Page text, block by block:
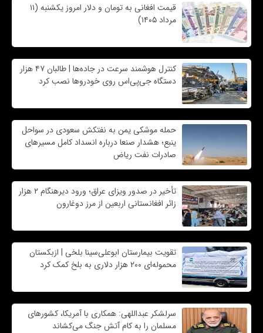
قیمت افغانی به تومان و دلار امروز یکشنبه (۱۱
مرداد ۱۴۰۵)
کنترل هوشمند سرعت در جاده‌ها | طالبان ۴۷ هزار
دستگاه جی‌پی‌اس روی خودروها نصب کرد
حمله موشکی یمن به نفتکش سعودی در سواحل
ینبع؛ هشدار صنعا درباره انسداد کامل مسیرهای
صادرات نفت ریاض
تأخیر در صدور ویزای عراق؛ ورود دیرهنگام ۲ هزار
زائر افغانستانی اربعین از مرز دوغارون
تقویت بیمارستان ابوعلی‌سینا بلخی | ازبکستان
محموله‌ای ۲۰۰ هزار دلاری به بلخ کمک کرد
سرلشکر عبداللهی: همکاری با آمریکا، کشورهای
مسلمان را به کام آتش جنگ می‌کشاند